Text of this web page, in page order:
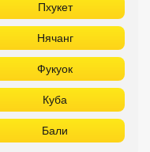
Пхукет
Нячанг
Фукуок
Куба
Бали